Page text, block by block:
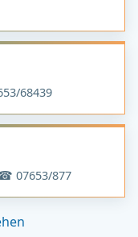
68439
07653/877